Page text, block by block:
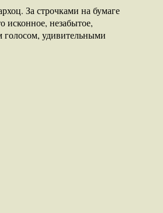
За строчками на бумаге
исконное, незабытое,
голосом, удивительными